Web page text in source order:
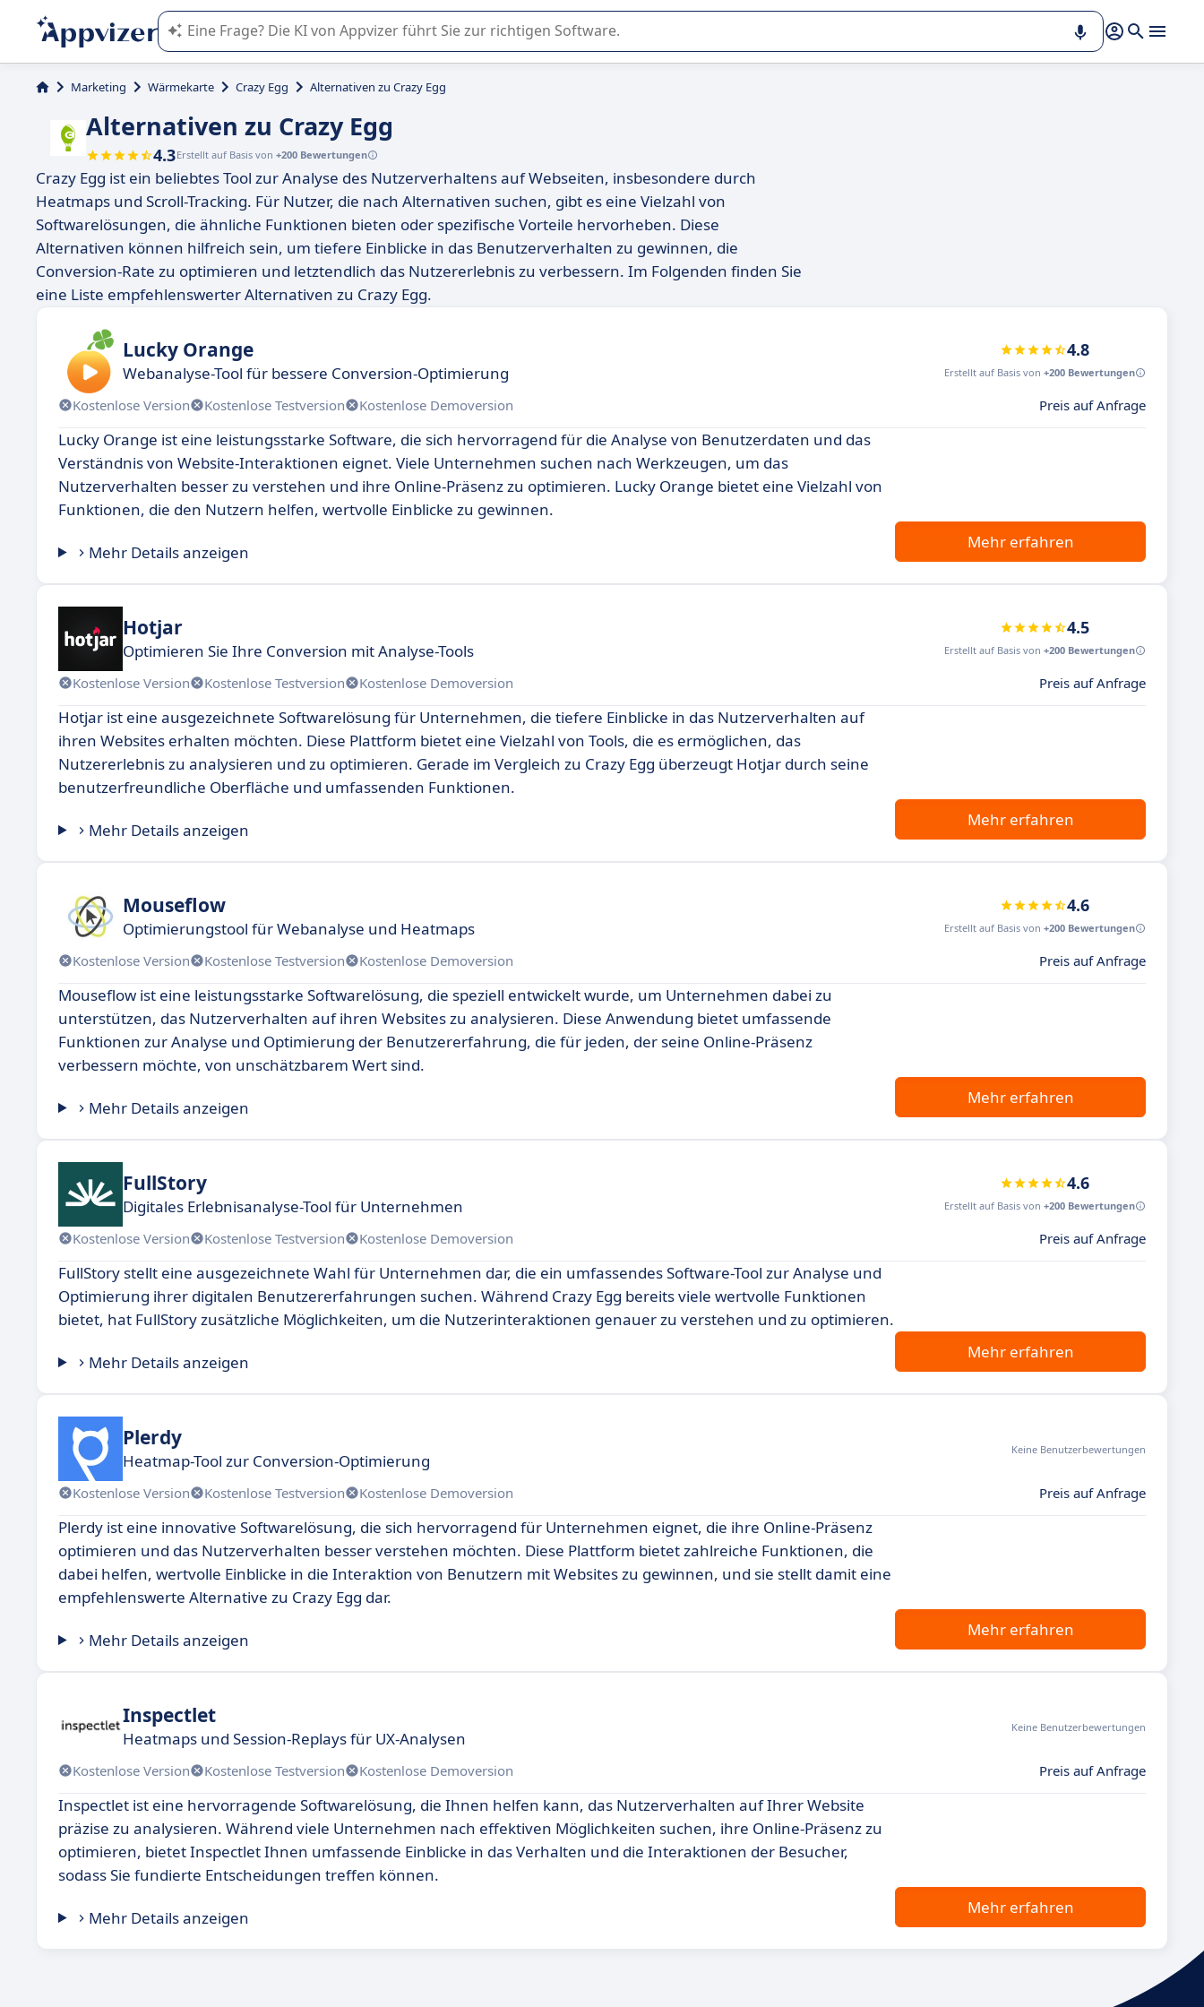
Die KI von Appvizer führt Sie bei der Nutzung oder Auswahl von SaaS-Software in Unternehmen.
Marketing Wärmekarte Crazy Egg Alternativen zu Crazy Egg
Alternativen zu Crazy Egg
4.3Erstellt auf Basis von +200 Bewertungen
Crazy Egg ist ein beliebtes Tool zur Analyse des Nutzerverhaltens auf Webseiten, insbesondere durch
Heatmaps und Scroll-Tracking. Für Nutzer, die nach Alternativen suchen, gibt es eine Vielzahl von
Softwarelösungen, die ähnliche Funktionen bieten oder spezifische Vorteile hervorheben. Diese
Alternativen können hilfreich sein, um tiefere Einblicke in das Benutzerverhalten zu gewinnen, die
Conversion-Rate zu optimieren und letztendlich das Nutzererlebnis zu verbessern. Im Folgenden finden Sie
eine Liste empfehlenswerter Alternativen zu Crazy Egg.
Lucky Orange
Webanalyse-Tool für bessere Conversion-Optimierung
4.8
Erstellt auf Basis von +200 Bewertungen
Kostenlose Version Kostenlose Testversion Kostenlose Demoversion Preis auf Anfrage
Lucky Orange ist eine leistungsstarke Software, die sich hervorragend für die Analyse von Benutzerdaten und das
Verständnis von Website-Interaktionen eignet. Viele Unternehmen suchen nach Werkzeugen, um das
Nutzerverhalten besser zu verstehen und ihre Online-Präsenz zu optimieren. Lucky Orange bietet eine Vielzahl von
Funktionen, die den Nutzern helfen, wertvolle Einblicke zu gewinnen.
Mehr Details anzeigen
Mehr erfahren
Hotjar
Optimieren Sie Ihre Conversion mit Analyse-Tools
4.5
Erstellt auf Basis von +200 Bewertungen
Kostenlose Version Kostenlose Testversion Kostenlose Demoversion Preis auf Anfrage
Hotjar ist eine ausgezeichnete Softwarelösung für Unternehmen, die tiefere Einblicke in das Nutzerverhalten auf
ihren Websites erhalten möchten. Diese Plattform bietet eine Vielzahl von Tools, die es ermöglichen, das
Nutzererlebnis zu analysieren und zu optimieren. Gerade im Vergleich zu Crazy Egg überzeugt Hotjar durch seine
benutzerfreundliche Oberfläche und umfassenden Funktionen.
Mehr Details anzeigen
Mehr erfahren
Mouseflow
Optimierungstool für Webanalyse und Heatmaps
4.6
Erstellt auf Basis von +200 Bewertungen
Kostenlose Version Kostenlose Testversion Kostenlose Demoversion Preis auf Anfrage
Mouseflow ist eine leistungsstarke Softwarelösung, die speziell entwickelt wurde, um Unternehmen dabei zu
unterstützen, das Nutzerverhalten auf ihren Websites zu analysieren. Diese Anwendung bietet umfassende
Funktionen zur Analyse und Optimierung der Benutzererfahrung, die für jeden, der seine Online-Präsenz
verbessern möchte, von unschätzbarem Wert sind.
Mehr Details anzeigen
Mehr erfahren
FullStory
Digitales Erlebnisanalyse-Tool für Unternehmen
4.6
Erstellt auf Basis von +200 Bewertungen
Kostenlose Version Kostenlose Testversion Kostenlose Demoversion Preis auf Anfrage
FullStory stellt eine ausgezeichnete Wahl für Unternehmen dar, die ein umfassendes Software-Tool zur Analyse und
Optimierung ihrer digitalen Benutzererfahrungen suchen. Während Crazy Egg bereits viele wertvolle Funktionen
bietet, hat FullStory zusätzliche Möglichkeiten, um die Nutzerinteraktionen genauer zu verstehen und zu optimieren.
Mehr Details anzeigen
Mehr erfahren
Plerdy
Heatmap-Tool zur Conversion-Optimierung
Keine Benutzerbewertungen
Kostenlose Version Kostenlose Testversion Kostenlose Demoversion Preis auf Anfrage
Plerdy ist eine innovative Softwarelösung, die sich hervorragend für Unternehmen eignet, die ihre Online-Präsenz
optimieren und das Nutzerverhalten besser verstehen möchten. Diese Plattform bietet zahlreiche Funktionen, die
dabei helfen, wertvolle Einblicke in die Interaktion von Benutzern mit Websites zu gewinnen, und sie stellt damit eine
empfehlenswerte Alternative zu Crazy Egg dar.
Mehr Details anzeigen
Mehr erfahren
Inspectlet
Heatmaps und Session-Replays für UX-Analysen
Keine Benutzerbewertungen
Kostenlose Version Kostenlose Testversion Kostenlose Demoversion Preis auf Anfrage
Inspectlet ist eine hervorragende Softwarelösung, die Ihnen helfen kann, das Nutzerverhalten auf Ihrer Website
präzise zu analysieren. Während viele Unternehmen nach effektiven Möglichkeiten suchen, ihre Online-Präsenz zu
optimieren, bietet Inspectlet Ihnen umfassende Einblicke in das Verhalten und die Interaktionen der Besucher,
sodass Sie fundierte Entscheidungen treffen können.
Mehr Details anzeigen
Mehr erfahren